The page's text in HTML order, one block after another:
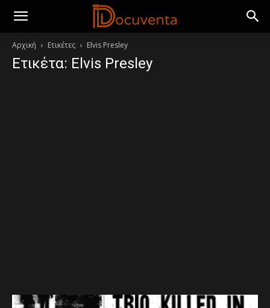
Αρχική Ετικέτες Elvis Presley
Ετικέτα: Elvis Presley